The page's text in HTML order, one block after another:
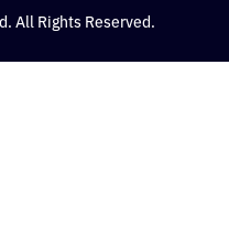
All Rights Reserved.